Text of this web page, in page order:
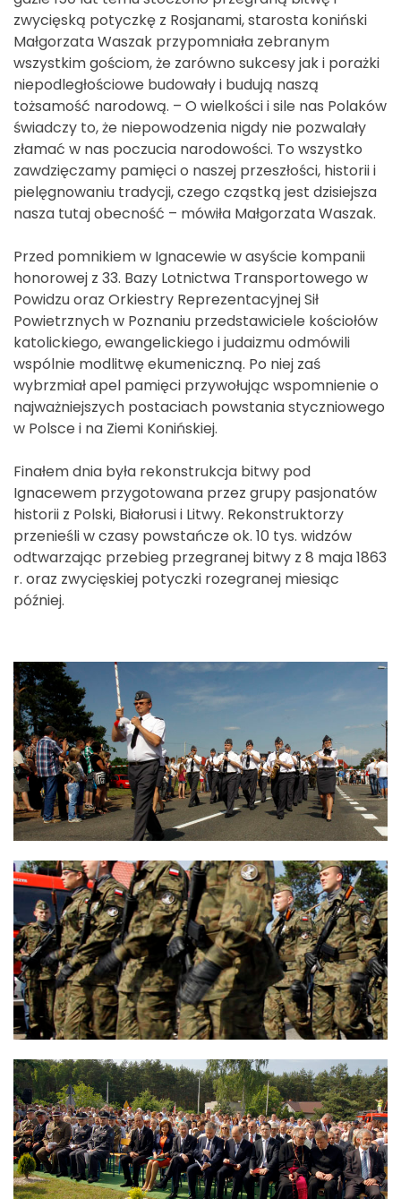
zwycięską potyczkę z Rosjanami, starosta koniński
Małgorzata Waszak przypomniała zebranym
wszystkim gościom, że zarówno sukcesy jak i porażki
niepodległościowe budowały i budują naszą
tożsamość narodową. – O wielkości i sile nas Polaków
świadczy to, że niepowodzenia nigdy nie pozwalały
złamać w nas poczucia narodowości. To wszystko
zawdzięczamy pamięci o naszej przeszłości, historii i
pielęgnowaniu tradycji, czego cząstką jest dzisiejsza
nasza tutaj obecność – mówiła Małgorzata Waszak.
Przed pomnikiem w Ignacewie w asyście kompanii
honorowej z 33. Bazy Lotnictwa Transportowego w
Powidzu oraz Orkiestry Reprezentacyjnej Sił
Powietrznych w Poznaniu przedstawiciele kościołów
katolickiego, ewangelickiego i judaizmu odmówili
wspólnie modlitwę ekumeniczną. Po niej zaś
wybrzmiał apel pamięci przywołując wspomnienie o
najważniejszych postaciach powstania styczniowego
w Polsce i na Ziemi Konińskiej.
Finałem dnia była rekonstrukcja bitwy pod
Ignacewem przygotowana przez grupy pasjonatów
historii z Polski, Białorusi i Litwy. Rekonstruktorzy
przenieśli w czasy powstańcze ok. 10 tys. widzów
odtwarzając przebieg przegranej bitwy z 8 maja 1863
r. oraz zwycięskiej potyczki rozegranej miesiąc
później.